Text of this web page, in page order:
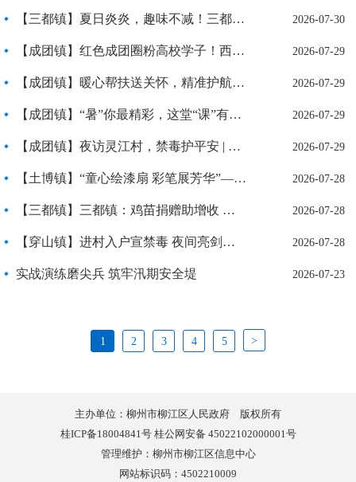
2026-07-30
【三都镇】夏日炎炎，趣味不减！三都镇开展未成年人暑期文明实践系列活动
2026-07-29
【成团镇】红色成团圈粉高校学子！西工大师生调研感叹不虚此行
2026-07-29
【成团镇】暖心帮扶送关怀，精准护航回归路！成团镇联合广西第二强制隔离戒毒所走访慰问社区康复人员
2026-07-29
【成团镇】“暑”你最精彩，这堂“课”有料又精彩！
2026-07-29
【成团镇】夜访灵江村，禁毒护平安 | 成团镇开展夜间禁毒清村专项行动
2026-07-28
【土博镇】“童心绘漆扇 彩笔展芳华”——土博镇开展2026年青少年暑假实践活动
2026-07-28
【三都镇】三都镇：鸡苗捐赠助增收 庭院经济添活力
2026-07-28
【穿山镇】进村入户宣禁毒 夜间亮剑查隐患
2026-07-23
实战演练磨尖兵 筑牢汛期安全堤
1 2 3 4 5 >
主办单位：柳州市柳江区人民政府 版权所有
桂ICP备18004841号 桂公网安备 45022102000001号
管理维护：柳州市柳江区信息中心
网站标识码：4502210009